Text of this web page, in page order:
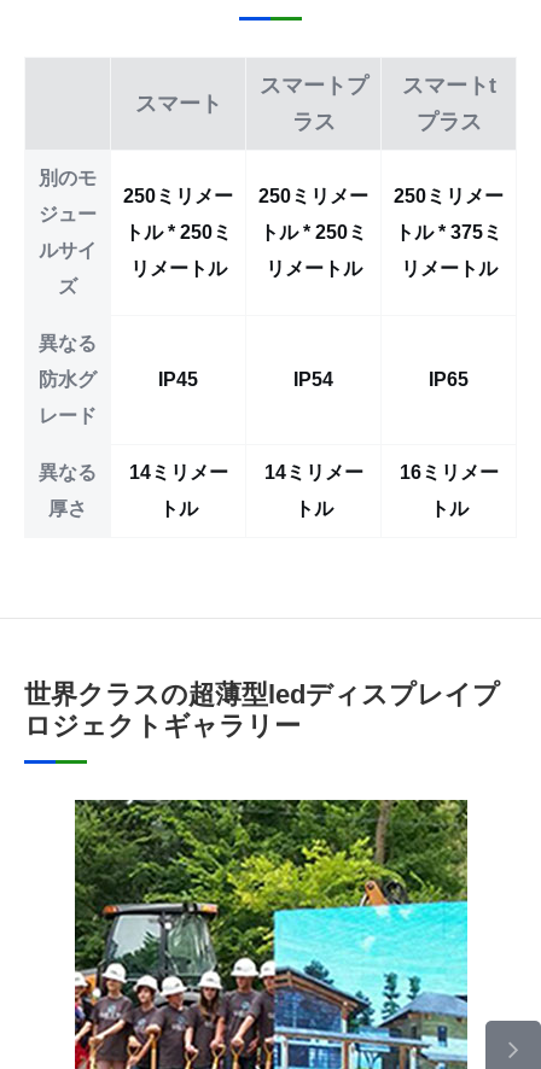
スマート
スマートプ
ラス
スマートt
プラス
別のモ
ジュー
ルサイ
ズ
250ミリメー
トル * 250ミ
リメートル
250ミリメー
トル * 250ミ
リメートル
250ミリメー
トル * 375ミ
リメートル
異なる
防水グ
レード
IP45 IP54 IP65
異なる
厚さ
14ミリメー
トル
14ミリメー
トル
16ミリメー
トル
世界クラスの超薄型ledディスプレイプ
ロジェクトギャラリー